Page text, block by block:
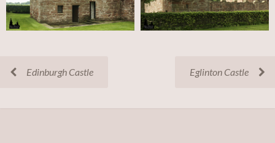
Edinburgh Castle Eglinton Castle